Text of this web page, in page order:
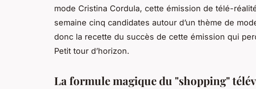
mode Cristina Cordula, cette émission de télé-
semaine cinq candidates autour d’un thème de
donc la recette du succès de cette émission qui
Petit tour d’horizon.
La formule magique du "shopping"